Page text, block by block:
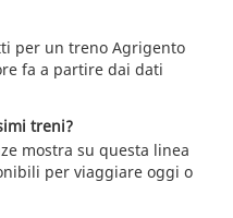
per un treno Agrigento
fa a partire dai dati
treni?
mostra su questa linea
per viaggiare oggi o